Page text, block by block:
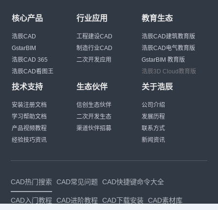
核心产品
浩辰CAD
GstarBIM
浩辰CAD 365
浩辰CAD看图王
行业应用
工程建设CAD
制造行业CAD
二次开发应用
教育生态
浩辰CAD建筑教育版
浩辰CAD电气教育版
GstarBIM 教育版
浩辰3D Cloud教育版
技术支持
安装注册文档
学习帮助文档
产品视频教程
经验技巧资讯
生态伙伴
信创生态伙伴
二次开发生态
渠道伙伴招募
关于浩辰
公司介绍
发展历程
联系方式
新闻资讯
CAD热门搜索 CAD常见问题 CAD快捷键命令大全
CAD入门教程 CAD进阶教程 CAD下载安装 CAD素材库